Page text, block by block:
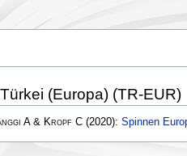
(Europa) (TR-EUR)
A & Kropf C(2020): Spinnen